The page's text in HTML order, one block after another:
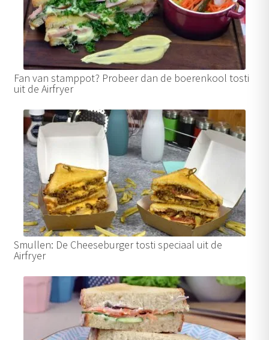
Fan van stamppot? Probeer dan de boerenkool tosti
uit de Airfryer
Smullen: De Cheeseburger tosti speciaal uit de
Airfryer